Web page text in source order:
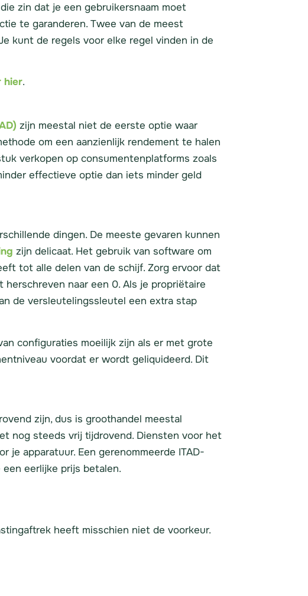
zin dat je een gebruikersnaam moet
te garanderen. Twee van de meest
kunt de regels voor elke regel vinden in de
hier.
zijn meestal niet de eerste optie waar
om een aanzienlijk rendement te halen
verkopen op consumentenplatforms zoals
effectieve optie dan iets minder geld
dingen. De meeste gevaren kunnen
zijn delicaat. Het gebruik van software om
tot alle delen van de schijf. Zorg ervoor dat
naar een 0. Als je propriëtaire
de versleutelingssleutel een extra stap
configuraties moeilijk zijn als er met grote
voordat er wordt geliquideerd. Dit
zijn, dus is groothandel meestal
nog steeds vrij tijdrovend. Diensten voor het
je apparatuur. Een gerenommeerde ITAD-
een eerlijke prijs betalen.
heeft misschien niet de voorkeur.